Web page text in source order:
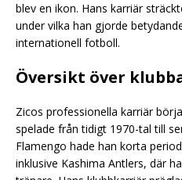
blev en ikon. Hans karriär
under vilka han gjorde
internationell fotboll.
Översikt över
Zicos professionella karriär
spelade från tidigt 1970-tal till
Flamengo hade han korta
inklusive Kashima Antlers, där